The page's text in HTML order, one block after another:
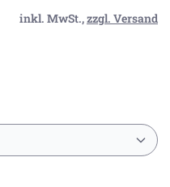
inkl. MwSt.,zzgl. Versand